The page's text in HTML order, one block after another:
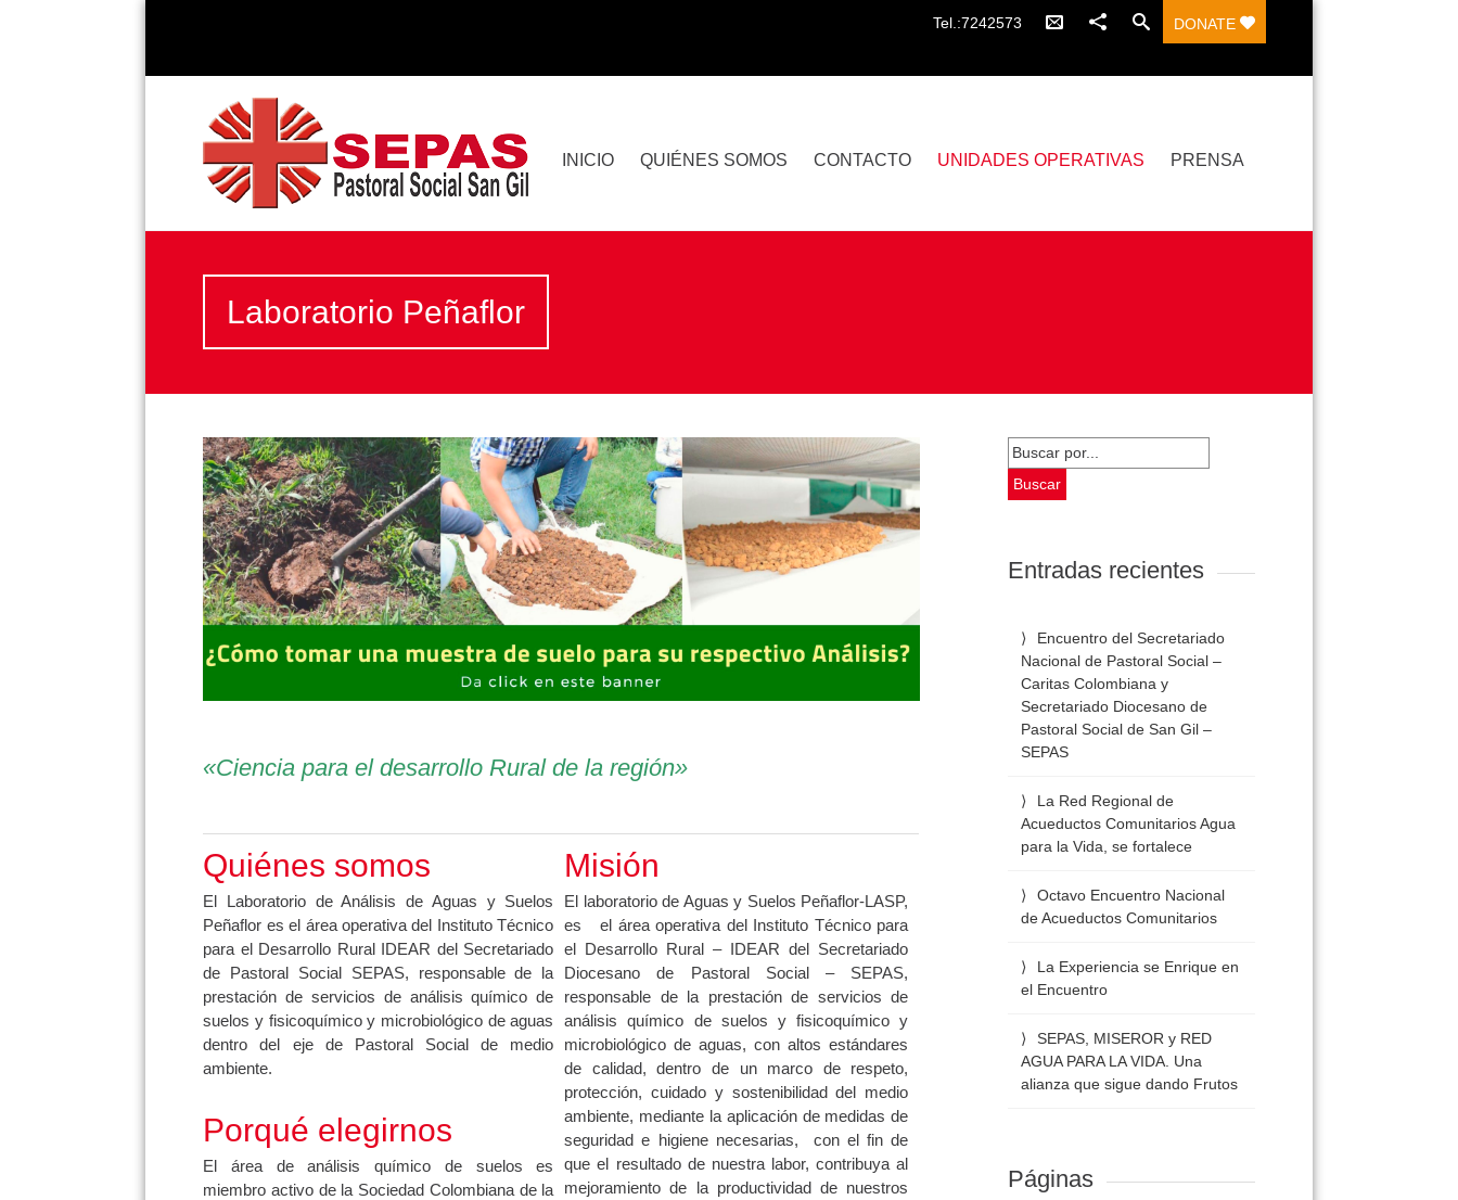
Tel.:7242573 DONATE
INICIO QUIÉNES SOMOS CONTACTO UNIDADES OPERATIVAS PRENSA
Laboratorio Peñaflor
«Ciencia para el desarrollo Rural de la región»
Quiénes somos
El Laboratorio de Análisis de Aguas y Suelos
Peñaflor es el área operativa del Instituto Técnico
para el Desarrollo Rural IDEAR del Secretariado
de Pastoral Social SEPAS, responsable de la
prestación de servicios de análisis químico de
suelos y fisicoquímico y microbiológico de aguas
dentro del eje de Pastoral Social de medio
ambiente.
Porqué elegirnos
El área de análisis químico de suelos es
miembro activo de la Sociedad Colombiana de la
Misión
El laboratorio de Aguas y Suelos Peñaflor-LASP,
es el área operativa del Instituto Técnico para
el Desarrollo Rural – IDEAR del Secretariado
Diocesano de Pastoral Social – SEPAS,
responsable de la prestación de servicios de
análisis químico de suelos y fisicoquímico y
microbiológico de aguas, con altos estándares
de calidad, dentro de un marco de respeto,
protección, cuidado y sostenibilidad del medio
ambiente, mediante la aplicación de medidas de
seguridad e higiene necesarias, con el fin de
que el resultado de nuestra labor, contribuya al
mejoramiento de la productividad de nuestros
Buscar
por:
Entradas recientes
Encuentro del Secretariado
Nacional de Pastoral Social –
Caritas Colombiana y
Secretariado Diocesano de
Pastoral Social de San Gil –
SEPAS
La Red Regional de
Acueductos Comunitarios Agua
para la Vida, se fortalece
Octavo Encuentro Nacional
de Acueductos Comunitarios
La Experiencia se Enrique en
el Encuentro
SEPAS, MISEROR y RED
AGUA PARA LA VIDA. Una
alianza que sigue dando Frutos
Páginas